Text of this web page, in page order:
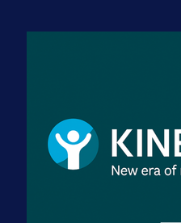
dres BiH!
3 sedmica 5 dan
Premijer liga BiH